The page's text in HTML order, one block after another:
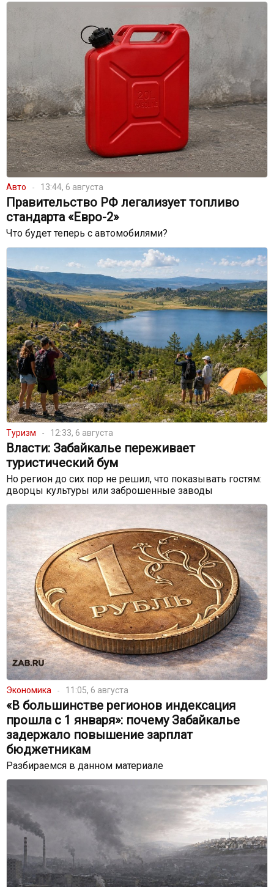
Авто 13:44, 6 августа
Правительство РФ легализует топливо
стандарта «Евро-2»
Что будет теперь с автомобилями?
Туризм 12:33, 6 августа
Власти: Забайкалье переживает
туристический бум
Но регион до сих пор не решил, что показывать гостям:
дворцы культуры или заброшенные заводы
Экономика 11:05, 6 августа
«В большинстве регионов индексация
прошла с 1 января»: почему Забайкалье
задержало повышение зарплат
бюджетникам
Разбираемся в данном материале